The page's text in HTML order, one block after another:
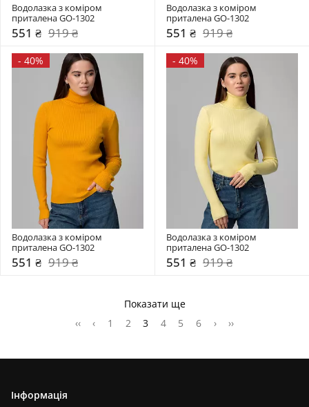
Водолазка з коміром
приталена GO-1302
551 ₴ 919 ₴
Водолазка з коміром
приталена GO-1302
551 ₴ 919 ₴
- 40%
Водолазка з коміром
приталена GO-1302
551 ₴ 919 ₴
- 40%
Водолазка з коміром
приталена GO-1302
551 ₴ 919 ₴
Показати ще
‹‹
‹ 1 2 3 4 5 6 › ››
Інформація